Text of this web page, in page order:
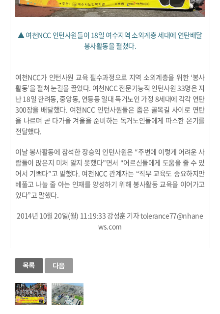
▲ 여천NCC 인턴사원들이 18일 여수지역 소외계층 세대에 연탄배달
봉사활동을 펼쳤다.
여천NCC가 인턴사원 교육 필수과정으로 지역 소외계층을 위한 ‘봉사
활동’을 펼쳐 눈길을 끌었다. 여천NCC 전문기능직 인턴사원 33명은 지
난 18일 한려동, 중앙동, 연등동 일대 독거노인 가정 8세대에 각각 연탄
300장을 배달했다. 여천NCC 인턴사원들은 좁은 골목길 사이로 연탄
을 나르며 곧 다가올 겨울을 준비하는 독거노인들에게 따스한 온기를
전달했다.
이날 봉사활동에 참석한 장승익 인턴사원은 “주변에 이렇게 어려운 사
람들이 많은지 미처 알지 못했다”면서 “어르신들에게 도움을 줄 수 있
어서 기쁘다”고 말했다. 여천NCC 관계자는 “직무 교육도 중요하지만
베풀고 나눌 줄 아는 인재를 양성하기 위해 봉사활동 교육을 이어가고
있다”고 말했다.
2014년 10월 20일(월) 11:19:33 강성훈 기자tolerance77@nhane
ws.com